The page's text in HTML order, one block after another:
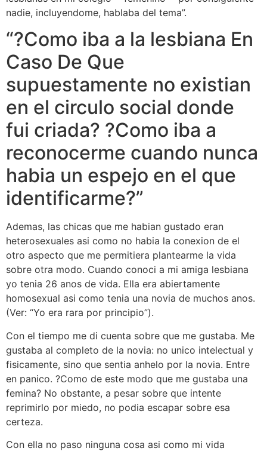
nadie, incluyendome, hablaba del tema”.
“?Como iba a la lesbiana En
Caso De Que
supuestamente no existian
en el circulo social donde
fui criada? ?Como iba a
reconocerme cuando nunca
habia un espejo en el que
identificarme?”
Ademas, las chicas que me habian gustado eran
heterosexuales asi­ como no habia la conexion de el
otro aspecto que me permitiera plantearme la vida
sobre otra modo. Cuando conoci a mi amiga lesbiana
yo tenia 26 anos de vida. Ella era abiertamente
homosexual asi­ como tenia una novia de muchos anos.
(Ver: “Yo era rara por principio”).
Con el tiempo me di cuenta sobre que me gustaba. Me
gustaba al completo de la novia: no unico intelectual y
fisicamente, sino que sentia anhelo por la novia. Entre
en panico. ?Como de este modo que me gustaba una
femina? No obstante, a pesar sobre que intente
reprimirlo por miedo, no podia escapar sobre esa
certeza.
Con ella no paso ninguna cosa asi­ como mi vida